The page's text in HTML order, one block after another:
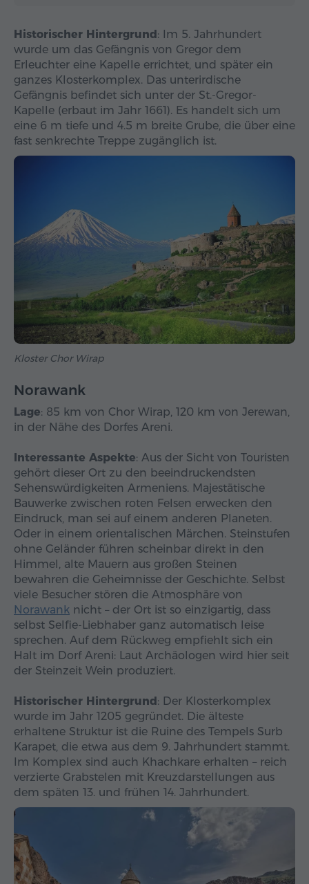
Historischer Hintergrund: Im 5. Jahrhundert
wurde um das Gefängnis von Gregor dem
Erleuchter eine Kapelle errichtet, und später ein
ganzes Klosterkomplex. Das unterirdische
Gefängnis befindet sich unter der St.-Gregor-
Kapelle (erbaut im Jahr 1661). Es handelt sich um
eine 6 m tiefe und 4.5 m breite Grube, die über eine
fast senkrechte Treppe zugänglich ist.
Kloster Chor Wirap
Norawank
Lage: 85 km von Chor Wirap, 120 km von Jerewan,
in der Nähe des Dorfes Areni.
Interessante Aspekte: Aus der Sicht von Touristen
gehört dieser Ort zu den beeindruckendsten
Sehenswürdigkeiten Armeniens. Majestätische
Bauwerke zwischen roten Felsen erwecken den
Eindruck, man sei auf einem anderen Planeten.
Oder in einem orientalischen Märchen. Steinstufen
ohne Geländer führen scheinbar direkt in den
Himmel, alte Mauern aus großen Steinen
bewahren die Geheimnisse der Geschichte. Selbst
viele Besucher stören die Atmosphäre von
Norawank nicht – der Ort ist so einzigartig, dass
selbst Selfie-Liebhaber ganz automatisch leise
sprechen. Auf dem Rückweg empfiehlt sich ein
Halt im Dorf Areni: Laut Archäologen wird hier seit
der Steinzeit Wein produziert.
Historischer Hintergrund: Der Klosterkomplex
wurde im Jahr 1205 gegründet. Die älteste
erhaltene Struktur ist die Ruine des Tempels Surb
Karapet, die etwa aus dem 9. Jahrhundert stammt.
Im Komplex sind auch Khachkare erhalten – reich
verzierte Grabstelen mit Kreuzdarstellungen aus
dem späten 13. und frühen 14. Jahrhundert.